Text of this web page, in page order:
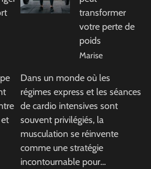
transformer
votre perte de
poids
Marise
Dans un monde où les
régimes express et les séances
de cardio intensives sont
souvent privilégiés, la
musculation se réinvente
comme une stratégie
incontournable pour…